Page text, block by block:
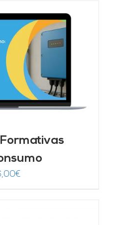
€